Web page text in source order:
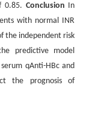
0.85. Conclusion In
with normal INR
the independent risk
predictive model
qAnti-HBc and
the prognosis of